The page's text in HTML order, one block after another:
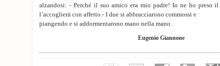
alzandosi: - Perché il suo amico era mio padre! Io ne ho preso
l’accoglierà con affetto.- I due si abbracciarono commossi e
piangendo e si addormentarono mano nella mano.
Eugenio Giannone